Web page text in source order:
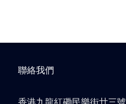
聯絡我們